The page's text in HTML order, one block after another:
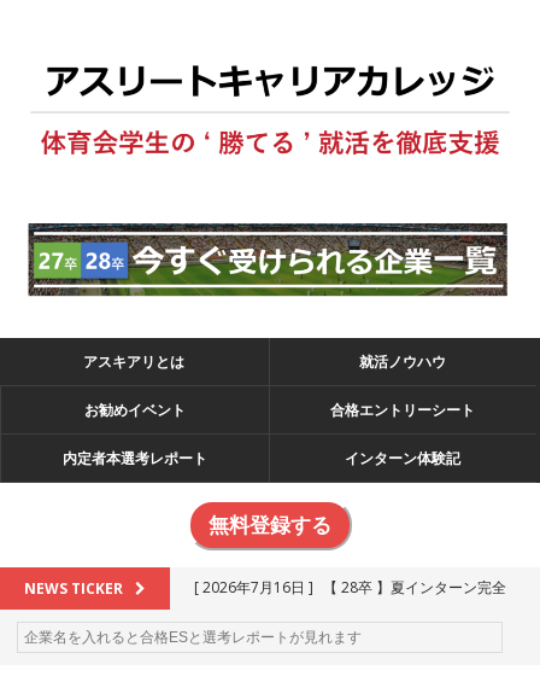
アスキアリとは 就活ノウハウ
お勧めイベント 合格エントリーシート
内定者本選考レポート インターン体験記
無料登録する
NEWS TICKER [ 2026年7月16日 ]
【 28卒 】夏インターン完全
攻略セミナー ｜ 予約フォーム
お勧めイベン